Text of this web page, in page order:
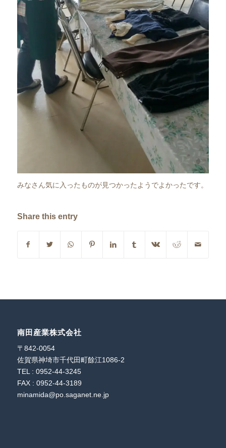
みなさん気に入ったものが見つかったようでよかったです。
Share this entry
南田産業株式会社
〒842-0054
佐賀県神埼市千代田町餘江1086-2
TEL : 0952-44-3245
FAX : 0952-44-3189
minamida@po.saganet.ne.jp